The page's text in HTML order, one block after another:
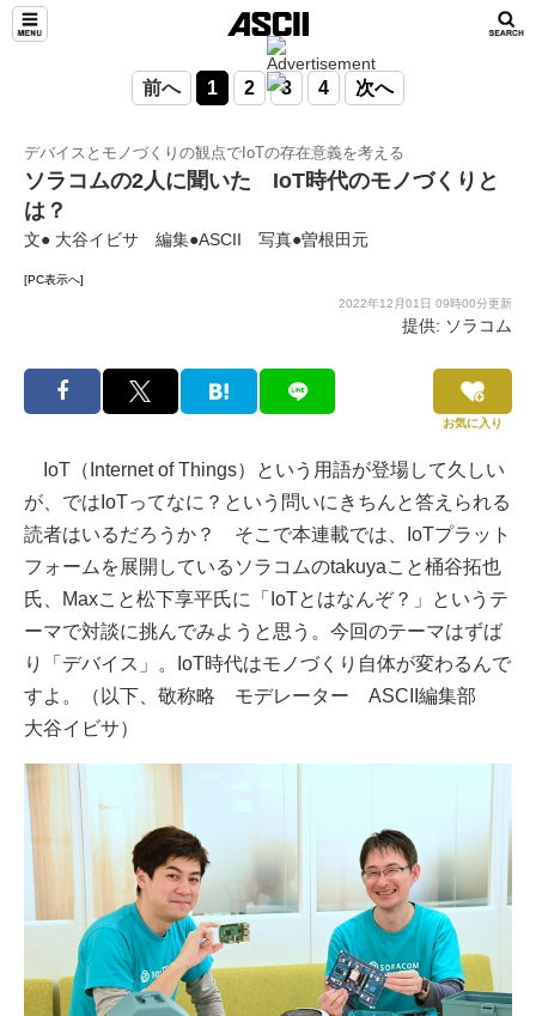
前へ 1 2 3 4 次へ
デバイスとモノづくりの観点でIoTの存在意義を考える
ソラコムの2人に聞いた IoT時代のモノづくりと
は？
文● 大谷イビサ 編集●ASCII 写真●曽根田元
[PC表示へ]
2022年12月01日 09時00分更新
提供: ソラコム
お気に入り
IoT（Internet of Things）という用語が登場して久しい
が、ではIoTってなに？という問いにきちんと答えられる
読者はいるだろうか？ そこで本連載では、IoTプラット
フォームを展開しているソラコムのtakuyaこと桶谷拓也
氏、Maxこと松下享平氏に「IoTとはなんぞ？」というテ
ーマで対談に挑んでみようと思う。今回のテーマはずば
り「デバイス」。IoT時代はモノづくり自体が変わるんで
すよ。（以下、敬称略 モデレーター ASCII編集部
大谷イビサ）